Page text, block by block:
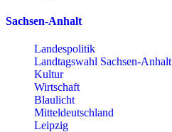
Sachsen-Anhalt
Landespolitik
Landtagswahl Sachsen-Anhalt
Kultur
Wirtschaft
Blaulicht
Mitteldeutschland
Leipzig